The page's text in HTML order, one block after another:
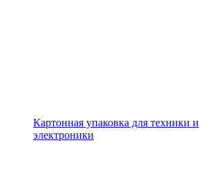
Картонная упаковка для техники и
электроники